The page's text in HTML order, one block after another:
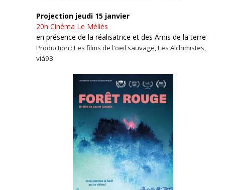
Projection jeudi 15 janvier
20h Cinéma Le Méliès
en présence de la réalisatrice et des Amis de la terre
Production : Les films de l'oeil sauvage, Les Alchimistes,
vià93